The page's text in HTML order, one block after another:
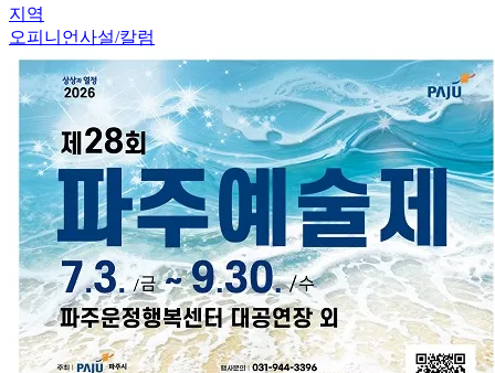
지역
오피니언사설/칼럼